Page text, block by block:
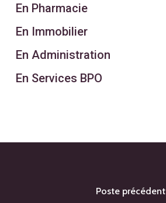
En Pharmacie
En Immobilier
En Administration
En Services BPO
Poste précédent